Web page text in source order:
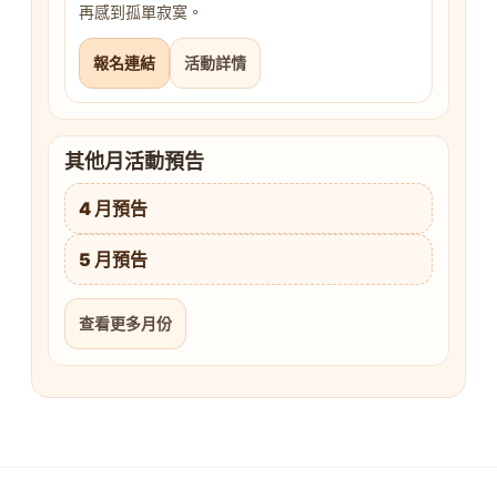
再感到孤單寂寞。
報名連結 活動詳情
其他月活動預告
4 月預告
5 月預告
查看更多月份